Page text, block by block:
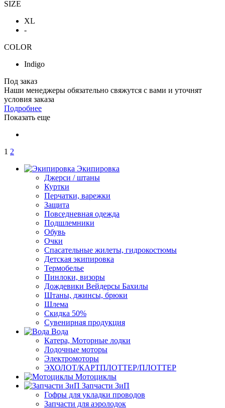
SIZE
XL
-
COLOR
Indigo
Под заказ
Наши менеджеры обязательно свяжутся с вами и уточнят
условия заказа
Подробнее
Показать еще
1 2
Экипировка
Джерси / штаны
Куртки
Перчатки, варежки
Защита
Повседневная одежда
Подшлемники
Обувь
Очки
Спасательные жилеты, гидрокостюмы
Детская экипировка
Термобелье
Пинлоки, визоры
Дождевики Вейдерсы Бахилы
Штаны, джинсы, брюки
Шлема
Скидка 50%
Сувенирная продукция
Вода
Катера, Моторные лодки
Лодочные моторы
Электромоторы
ЭХОЛОТ/КАРТПЛОТТЕР/ПЛОТТЕР
Мотоциклы
Запчасти ЗиП
Гофры для укладки проводов
Запчасти для аэролодок